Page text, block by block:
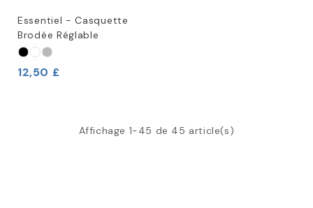
Essentiel - Casquette
Brodée Réglable
12,50 £
Affichage 1-45 de 45 article(s)